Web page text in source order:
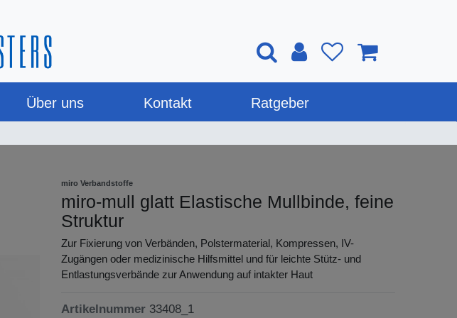
Über uns Kontakt Ratgeber
miro Verbandstoffe
miro-mull glatt Elastische Mullbinde, feine
Struktur
Zur Fixierung von Verbänden, Polstermaterial, Kompressen, IV-
Zugängen oder medizinische Hilfsmittel und für leichte Stütz- und
Entlastungsverbände zur Anwendung auf intakter Haut
Artikelnummer 33408_1